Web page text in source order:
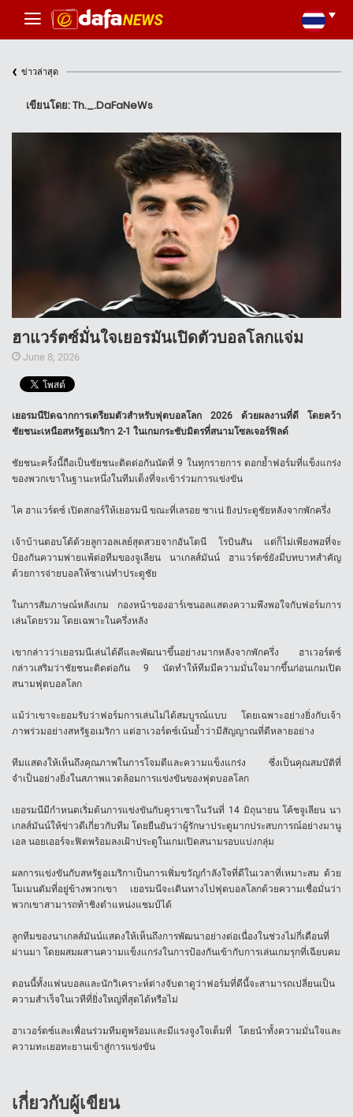
‹ ข่าวล่าสุด
เขียนโดย: Th._.DaFaNeWs
ฮาแวร์ตซ์มั่นใจเยอรมันเปิดตัวบอลโลกแจ่ม
June 8, 2026
เยอรมนีปิดฉากการเตรียมตัวสำหรับฟุตบอลโลก 2026 ด้วยผลงานที่ดี โดยคว้า
ชัยชนะเหนือสหรัฐอเมริกา 2-1 ในเกมกระชับมิตรที่สนามโซลเจอร์ฟิลด์
ชัยชนะครั้งนี้ถือเป็นชัยชนะติดต่อกันนัดที่ 9 ในทุกรายการ ตอกย้ำฟอร์มที่แข็งแกร่ง
ของพวกเขาในฐานะหนึ่งในทีมเต็งที่จะเข้าร่วมการแข่งขัน
ไค ฮาแวร์ตซ์ เปิดสกอร์ให้เยอรมนี ขณะที่เลรอย ซาเน่ ยิงประตูชัยหลังจากพักครึ่ง
เจ้าบ้านตอบโต้ด้วยลูกวอลเลย์สุดสวยจากอันโตนี โรบินสัน แต่ก็ไม่เพียงพอที่จะ
ป้องกันความพ่ายแพ้ต่อทีมของจูเลียน นาเกลส์มันน์ ฮาแวร์ตซ์ยังมีบทบาทสำคัญ
ด้วยการจ่ายบอลให้ซาเน่ทำประตูชัย
ในการสัมภาษณ์หลังเกม กองหน้าของอาร์เซนอลแสดงความพึงพอใจกับฟอร์มการ
เล่นโดยรวม โดยเฉพาะในครึ่งหลัง
เขากล่าวว่าเยอรมนีเล่นได้ดีและพัฒนาขึ้นอย่างมากหลังจากพักครึ่ง ฮาเวอร์ตซ์
กล่าวเสริมว่าชัยชนะติดต่อกัน 9 นัดทำให้ทีมมีความมั่นใจมากขึ้นก่อนเกมเปิด
สนามฟุตบอลโลก
แม้ว่าเขาจะยอมรับว่าฟอร์มการเล่นไม่ได้สมบูรณ์แบบ โดยเฉพาะอย่างยิ่งกับเจ้า
ภาพร่วมอย่างสหรัฐอเมริกา แต่ฮาเวอร์ตซ์เน้นย้ำว่ามีสัญญาณที่ดีหลายอย่าง
ทีมแสดงให้เห็นถึงคุณภาพในการโจมตีและความแข็งแกร่ง ซึ่งเป็นคุณสมบัติที่
จำเป็นอย่างยิ่งในสภาพแวดล้อมการแข่งขันของฟุตบอลโลก
เยอรมนีมีกำหนดเริ่มต้นการแข่งขันกับคูราเซาในวันที่ 14 มิถุนายน โค้ชจูเลียน นา
เกลส์มันน์ให้ข่าวดีเกี่ยวกับทีม โดยยืนยันว่าผู้รักษาประตูมากประสบการณ์อย่างมานู
เอล นอยเออร์จะฟิตพร้อมลงเฝ้าประตูในเกมเปิดสนามรอบแบ่งกลุ่ม
ผลการแข่งขันกับสหรัฐอเมริกาเป็นการเพิ่มขวัญกำลังใจที่ดีในเวลาที่เหมาะสม ด้วย
โมเมนตัมที่อยู่ข้างพวกเขา เยอรมนีจะเดินทางไปฟุตบอลโลกด้วยความเชื่อมั่นว่า
พวกเขาสามารถท้าชิงตำแหน่งแชมป์ได้
ลูกทีมของนาเกลส์มันน์แสดงให้เห็นถึงการพัฒนาอย่างต่อเนื่องในช่วงไม่กี่เดือนที่
ผ่านมา โดยผสมผสานความแข็งแกร่งในการป้องกันเข้ากับการเล่นเกมรุกที่เฉียบคม
ตอนนี้ทั้งแฟนบอลและนักวิเคราะห์ต่างจับตาดูว่าฟอร์มที่ดีนี้จะสามารถเปลี่ยนเป็น
ความสำเร็จในเวทีที่ยิ่งใหญ่ที่สุดได้หรือไม่
ฮาเวอร์ตซ์และเพื่อนร่วมทีมดูพร้อมและมีแรงจูงใจเต็มที่ โดยนำทั้งความมั่นใจและ
ความทะเยอทะยานเข้าสู่การแข่งขัน
เกี่ยวกับผู้เขียน